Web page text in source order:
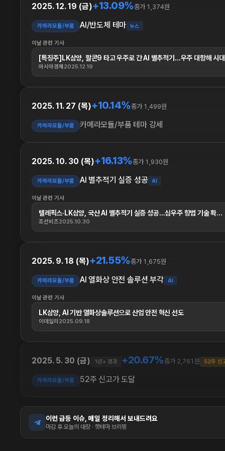
2025. 12. 19 (금)+13.09%종가 1,374원
카메라모듈/부품 AI/반도체 테마 뉴스
이날 관련 기사
[특징주]LK삼양, 팔콘9 타고 우주로 간 AI 별추적기…우주 대항해 시
아시아경제 2025.12.19
2025. 11. 27 (목)+10.14%종가 1,499원
카메라모듈/부품 카메라모듈/부품 테마 강세
2025. 10. 30 (목)+16.13%종가 1,930원
카메라모듈/부품 AI 별추적기 실증 성공 AI
이날 관련 기사
텔레픽스·LK삼양, 국산 AI 별추적기 실증 성공…심우주 항법 기술 확...
조선비즈2025.10.30
2025. 9. 18 (목)+21.55%종가 1,675원
카메라모듈/부품 AI 열화상 안전 솔루션 부각 AI
이날 관련 기사
LK삼양, AI 기반 열화상솔루션으로 산업 안전 혁신 선도
이데일리 2025.09.18
2025. 5. 30 (금) 1년+ 경과 +20.67%종가 2,761원 52주 신
카메라모듈/부품 52주 신고가 도달
이런 급등 이슈, 매일 정리해서 보내드려요
마감 후 오늘의 대장 · 핫테마 브리핑